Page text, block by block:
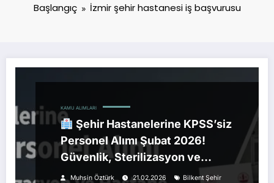
Başlangıç İzmir şehir hastanesi iş başvurusu
KAMU ALIMLARI
Şehir Hastanelerine KPSS’siz
Personel Alımı Şubat 2026!
Güvenlik, Sterilizasyon ve
Hastane Hizmetlisi Kadroları
Muhsin Öztürk 21.02.2026
Bilkent Şehir